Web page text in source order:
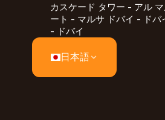
カスケード タワー - アル
ート - マルサ ドバイ - ドバ
- ドバイ
日本語